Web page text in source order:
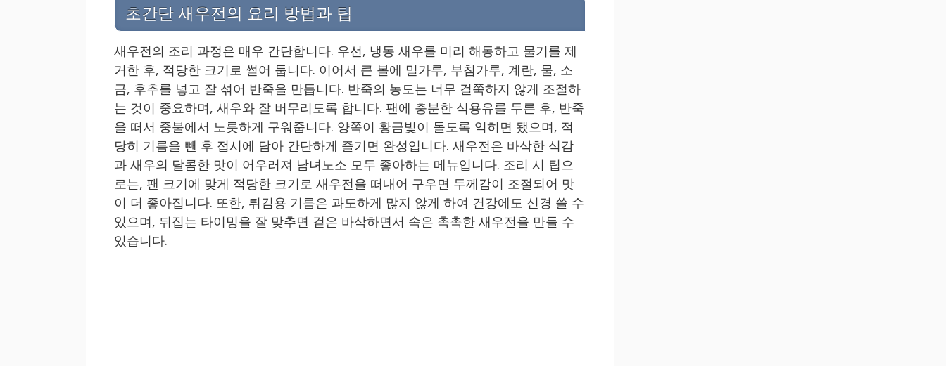
초간단 새우전의 요리 방법과 팁
새우전의 조리 과정은 매우 간단합니다. 우선, 냉동 새우를 미리 해동하고 물기를 제
거한 후, 적당한 크기로 썰어 둡니다. 이어서 큰 볼에 밀가루, 부침가루, 계란, 물, 소
금, 후추를 넣고 잘 섞어 반죽을 만듭니다. 반죽의 농도는 너무 걸쭉하지 않게 조절하
는 것이 중요하며, 새우와 잘 버무리도록 합니다. 팬에 충분한 식용유를 두른 후, 반죽
을 떠서 중불에서 노릇하게 구워줍니다. 양쪽이 황금빛이 돌도록 익히면 됐으며, 적
당히 기름을 뺀 후 접시에 담아 간단하게 즐기면 완성입니다. 새우전은 바삭한 식감
과 새우의 달콤한 맛이 어우러져 남녀노소 모두 좋아하는 메뉴입니다. 조리 시 팁으
로는, 팬 크기에 맞게 적당한 크기로 새우전을 떠내어 구우면 두께감이 조절되어 맛
이 더 좋아집니다. 또한, 튀김용 기름은 과도하게 많지 않게 하여 건강에도 신경 쓸 수
있으며, 뒤집는 타이밍을 잘 맞추면 겉은 바삭하면서 속은 촉촉한 새우전을 만들 수
있습니다.